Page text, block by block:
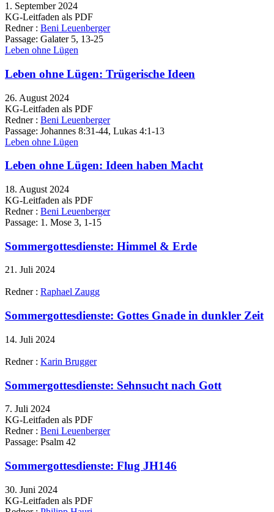
1. September 2024
KG-Leitfaden als PDF
Redner : Beni Leuenberger
Passage: Galater 5, 13-25
Leben ohne Lügen
Leben ohne Lügen: Trügerische Ideen
26. August 2024
KG-Leitfaden als PDF
Redner : Beni Leuenberger
Passage: Johannes 8:31-44, Lukas 4:1-13
Leben ohne Lügen
Leben ohne Lügen: Ideen haben Macht
18. August 2024
KG-Leitfaden als PDF
Redner : Beni Leuenberger
Passage: 1. Mose 3, 1-15
Sommergottesdienste: Himmel & Erde
21. Juli 2024
Redner : Raphael Zaugg
Sommergottesdienste: Gottes Gnade in dunkler Zeit
14. Juli 2024
Redner : Karin Brugger
Sommergottesdienste: Sehnsucht nach Gott
7. Juli 2024
KG-Leitfaden als PDF
Redner : Beni Leuenberger
Passage: Psalm 42
Sommergottesdienste: Flug JH146
30. Juni 2024
KG-Leitfaden als PDF